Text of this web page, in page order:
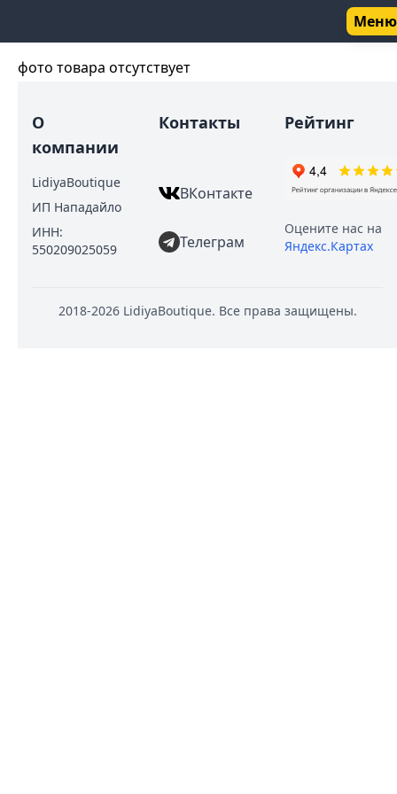
Меню
фото товара отсутствует
О
компании
LidiyaBoutique
ИП Нападайло
ИНН:
550209025059
Контакты
ВКонтакте
Телеграм
Рейтинг
Оцените нас на
Яндекс.Картах
2018-2026LidiyaBoutique. Все права защищены.